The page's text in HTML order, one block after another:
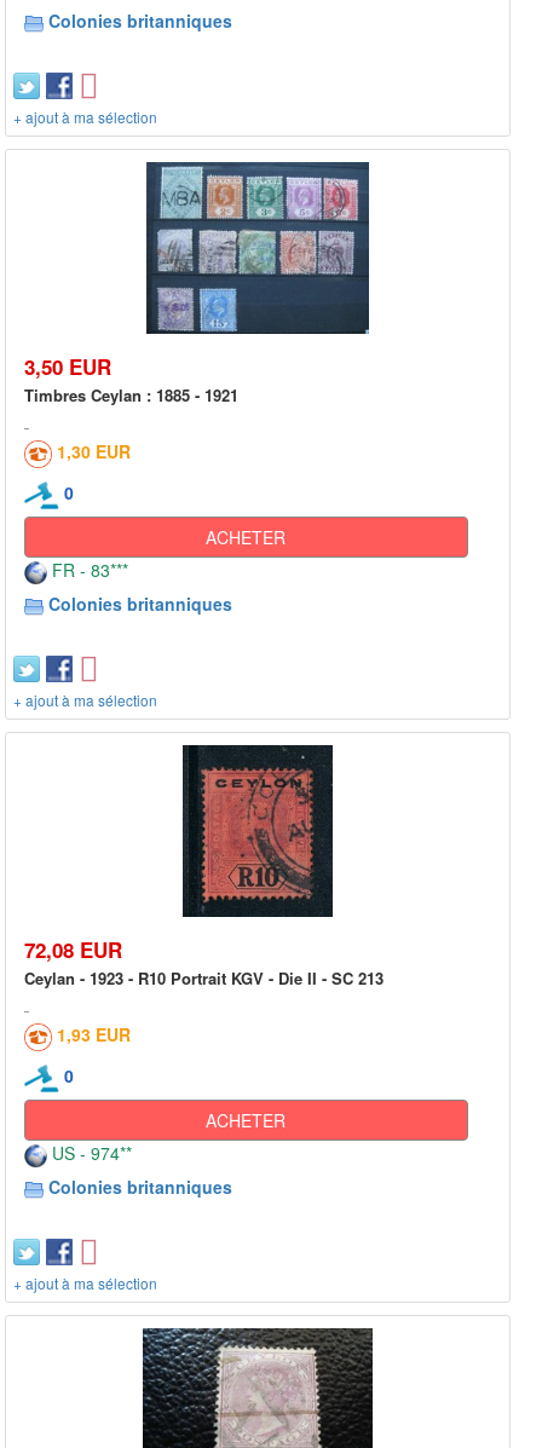
Colonies britanniques
+ ajout à ma sélection
3,50 EUR
Timbres Ceylan : 1885 - 1921
1,30 EUR
0
ACHETER
FR - 83***
Colonies britanniques
+ ajout à ma sélection
72,08 EUR
Ceylan - 1923 - R10 Portrait KGV - Die II - SC 213
1,93 EUR
0
ACHETER
US - 974**
Colonies britanniques
+ ajout à ma sélection